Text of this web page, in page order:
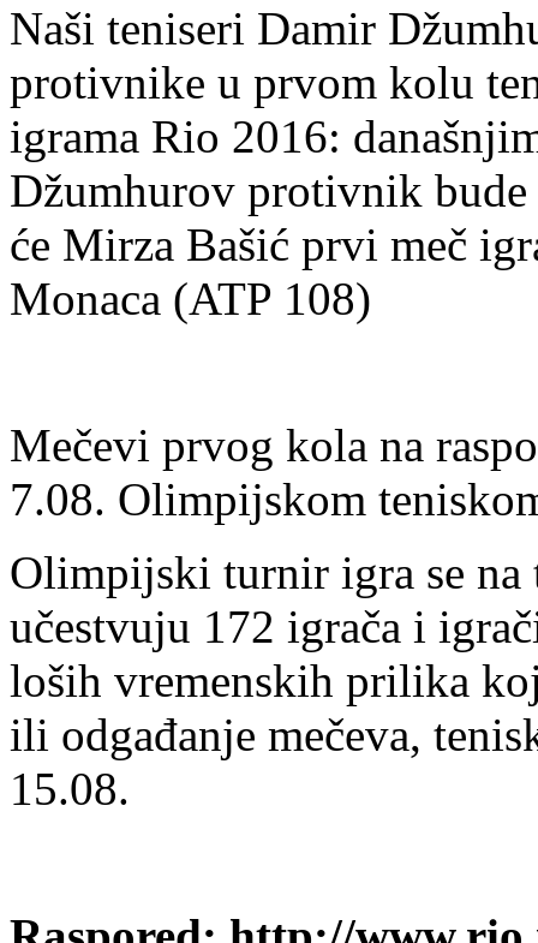
Naši teniseri Damir
protivnike u prvom kolu
igrama Rio 2016:
Džumhurov protivnik
će Mirza Bašić prvi meč
Monaca (ATP 108)
Mečevi prvog kola na
7.08. Olimpijskom
Olimpijski turnir igra se
učestvuju 172 igrača i
loših vremenskih prilika
ili odgađanje mečeva,
15.08.